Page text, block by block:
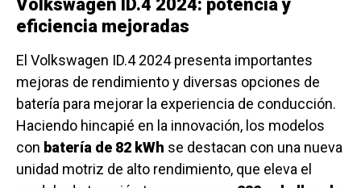
Volkswagen ID.4 2024: potencia y
eficiencia mejoradas
El Volkswagen ID.4 2024 presenta importantes
mejoras de rendimiento y diversas opciones de
batería para mejorar la experiencia de conducción.
Haciendo hincapié en la innovación, los modelos
con batería de 82 kWh se destacan con una nueva
unidad motriz de alto rendimiento, que eleva el